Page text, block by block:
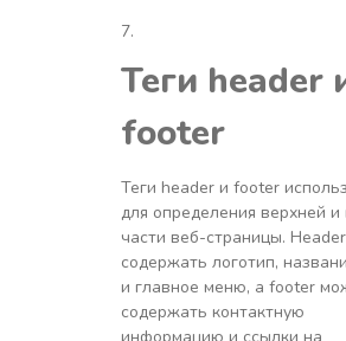
Теги header
footer
Теги header и footer
для определения верхней
части веб-страницы.
содержать логотип,
и главное меню, а footer
содержать контактную